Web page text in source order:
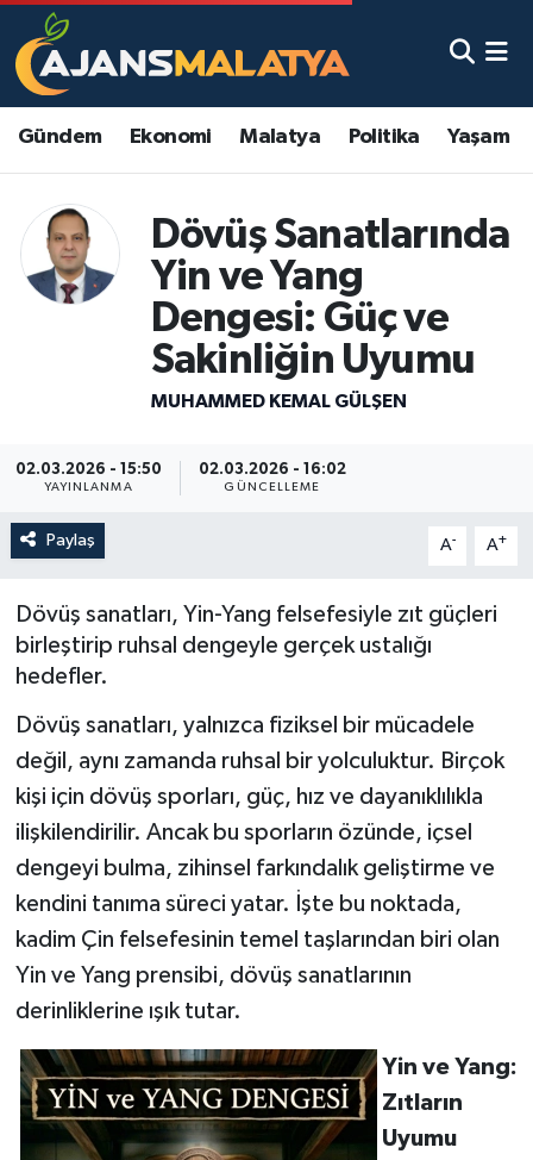
Gündem Ekonomi Malatya Politika Yaşam
Dövüş Sanatlarında
Yin ve Yang
Dengesi: Güç ve
Sakinliğin Uyumu
MUHAMMED KEMAL GÜLŞEN
02.03.2026 - 15:50
YAYINLANMA
02.03.2026 - 16:02
GÜNCELLEME
Paylaş A- A+
Dövüş sanatları, Yin-Yang felsefesiyle zıt güçleri
birleştirip ruhsal dengeyle gerçek ustalığı
hedefler.
Dövüş sanatları, yalnızca fiziksel bir mücadele
değil, aynı zamanda ruhsal bir yolculuktur. Birçok
kişi için dövüş sporları, güç, hız ve dayanıklılıkla
ilişkilendirilir. Ancak bu sporların özünde, içsel
dengeyi bulma, zihinsel farkındalık geliştirme ve
kendini tanıma süreci yatar. İşte bu noktada,
kadim Çin felsefesinin temel taşlarından biri olan
Yin ve Yang prensibi, dövüş sanatlarının
derinliklerine ışık tutar.
Yin ve Yang:
Zıtların
Uyumu
Asayiş
Eğitim
Ekonomi
Sağlık
Teknoloji
Yaşam
Malatya Nöbetçi Eczaneler
Malatya Namaz Vakitleri
Malatya Trafik Yoğunluk Haritası
TFF 3.Lig 2.Grup Puan Durumu ve Fikstür
Tüm Manşetler